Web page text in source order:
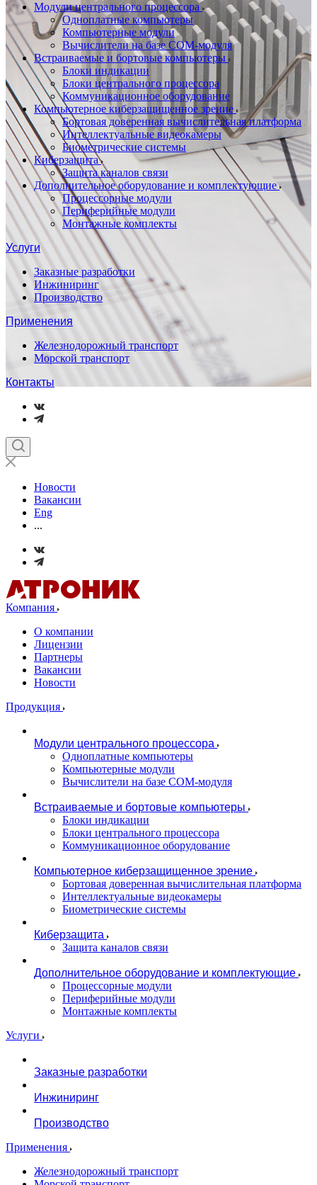
Модули центрального процессора
Одноплатные компьютеры
Компьютерные модули
Вычислители на базе COM-модуля
Встраиваемые и бортовые компьютеры
Блоки индикации
Блоки центрального процессора
Коммуникационное оборудование
Компьютерное киберзащищенное зрение
Бортовая доверенная вычислительная платформа
Интеллектуальные видеокамеры
Биометрические системы
Киберзащита
Защита каналов связи
Дополнительное оборудование и комплектующие
Процессорные модули
Периферийные модули
Монтажные комплекты
Услуги
Заказные разработки
Инжиниринг
Производство
Применения
Железнодорожный транспорт
Морской транспорт
Контакты
Новости
Вакансии
Eng
...
Компания
О компании
Лицензии
Партнеры
Вакансии
Новости
Продукция
Модули центрального процессора
Одноплатные компьютеры
Компьютерные модули
Вычислители на базе COM-модуля
Встраиваемые и бортовые компьютеры
Блоки индикации
Блоки центрального процессора
Коммуникационное оборудование
Компьютерное киберзащищенное зрение
Бортовая доверенная вычислительная платформа
Интеллектуальные видеокамеры
Биометрические системы
Киберзащита
Защита каналов связи
Дополнительное оборудование и комплектующие
Процессорные модули
Периферийные модули
Монтажные комплекты
Услуги
Заказные разработки
Инжиниринг
Производство
Применения
Железнодорожный транспорт